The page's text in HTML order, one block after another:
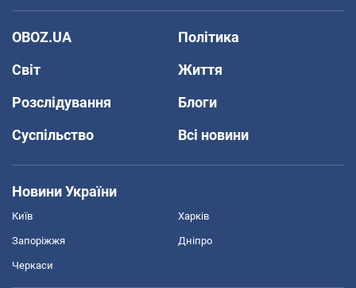
OBOZ.UA
Політика
Світ
Життя
Розслідування
Блоги
Суспільство
Всі новини
Новини України
Київ Харків
Запоріжжя Дніпро
Черкаси